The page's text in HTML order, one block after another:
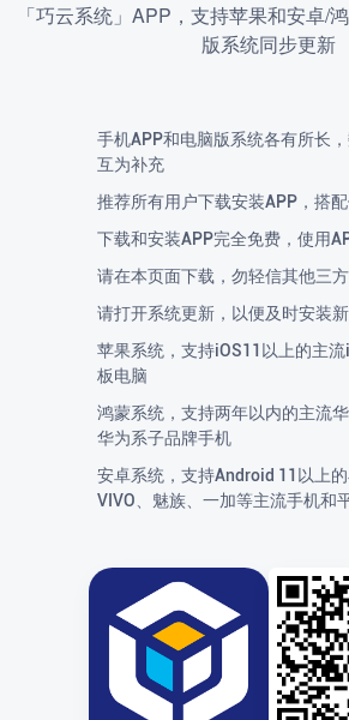
「巧云系统」APP，支持苹果和安卓/
版系统同步更新
手机APP和电脑版系统各有所长
互为补充
推荐所有用户下载安装APP，搭
下载和安装APP完全免费，使用
请在本页面下载，勿轻信其他三
请打开系统更新，以便及时安装
苹果系统，支持iOS11以上的主
板电脑
鸿蒙系统，支持两年以内的主流
华为系子品牌手机
安卓系统，支持Android 11以上的
VIVO、魅族、一加等主流手机和